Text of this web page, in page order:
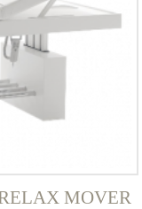
MOVER